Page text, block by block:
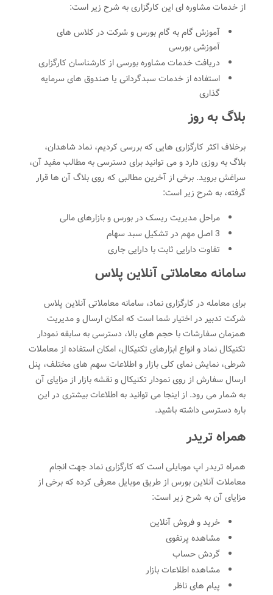
از خدمات مشاوره ای این کارگزاری به شرح زیر است:
آموزش گام به گام بورس و شرکت در کلاس های
آموزشی بورسی
دریافت خدمات مشاوره بورسی از کارشناسان کارگزاری
استفاده از خدمات سبدگردانی یا صندوق های سرمایه
گذاری
بلاگ به روز
برخلاف اکثر کارگزاری هایی که بررسی کردیم، نماد شاهدان،
بلاگ به روزی دارد و می توانید برای دسترسی به مطالب مفید آن،
سراغش بروید. برخی از آخرین مطالبی که روی بلاگ آن ها قرار
گرفته، به شرح زیر است:
مراحل مدیریت ریسک در بورس و بازارهای مالی
3 اصل مهم در تشکیل سبد سهام
تفاوت دارایی ثابت با دارایی جاری
سامانه معاملاتی آنلاین پلاس
برای معامله در کارگزاری نماد، سامانه معاملاتی آنلاین پلاس
شرکت تدبیر در اختیار شما است که امکان ارسال و مدیریت
همزمان سفارشات با حجم های بالا، دسترسی به سابقه نمودار
تکنیکال نماد و انواع ابزارهای تکنیکال، امکان استفاده از معاملات
شرطی، نمایش نمای کلی بازار و اطلاعات سهم های مختلف، پنل
ارسال سفارش از روی نمودار تکنیکال و نقشه بازار از مزایای آن
به شمار می رود. از اینجا می توانید به اطلاعات بیشتری در این
باره دسترسی داشته باشید.
همراه تریدر
همراه تریدر اپ موبایلی است که کارگزاری نماد جهت انجام
معاملات آنلاین بورس از طریق موبایل معرفی کرده که برخی از
مزایای آن به شرح زیر است:
خرید و فروش آنلاین
مشاهده پرتفوی
گردش حساب
مشاهده اطلاعات بازار
پیام های ناظر